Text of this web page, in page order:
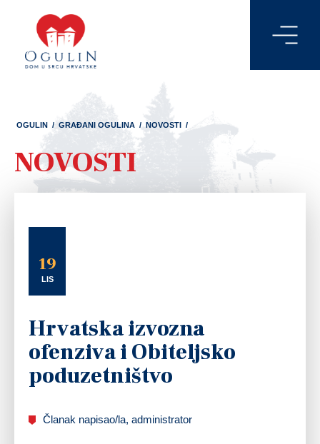
OGULIN / GRAĐANI OGULINA / NOVOSTI /
NOVOSTI
19
LIS
Hrvatska izvozna
ofenziva i Obiteljsko
poduzetništvo
Članak napisao/la, administrator